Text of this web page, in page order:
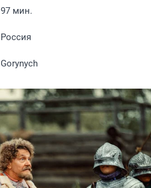
97 мин.
Россия
Gorynych